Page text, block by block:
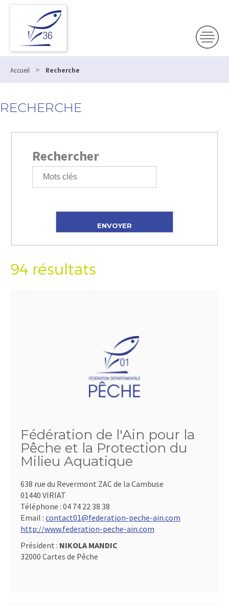
Accueil > Recherche
RECHERCHE
Rechercher
94 résultats
Fédération de l'Ain pour la
Pêche et la Protection du
Milieu Aquatique
638 rue du Revermont ZAC de la Cambuse
01440 VIRIAT
Téléphone : 04 74 22 38 38
Email : contact01@federation-peche-ain.com
http://www.federation-peche-ain.com
Président : NIKOLA MANDIC
32000 Cartes de Pêche